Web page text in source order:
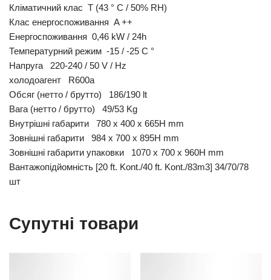
Кліматичний клас Т (43 ° C / 50% RH)
Клас енергоспоживання A ++
Енергоспоживання 0,46 kW / 24h
Температурний режим -15 / -25 C °
Напруга 220-240 / 50 V / Hz
холодоагент R600a
Обсяг (нетто / брутто) 186/190 lt
Вага (нетто / брутто) 49/53 Kg
Внутрішні габарити 780 x 400 x 665H mm
Зовнішні габарити 984 x 700 x 895H mm
Зовнішні габарити упаковки 1070 x 700 x 960H mm
Вантажопідйомність [20 ft. Kont./40 ft. Kont./83m3] 34/70/78
шт
Супутні товари